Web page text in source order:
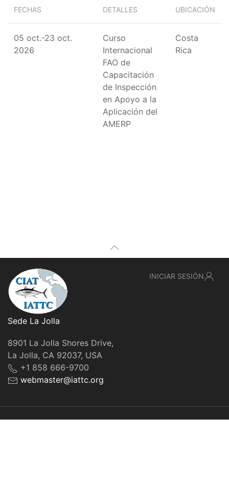
FECHAS DETALLES UBICACIÓN
05 oct.-23 oct.
2026
Curso
Internacional
FAO de
Capacitación
de Inspección
en Apoyo a la
Aplicación del
AMERP
Costa
Rica
Sede La Jolla
8901 La Jolla Shores Drive,
La Jolla, CA 92037, USA
+1 858 666-9700
webmaster@iattc.org
INICIAR SESIÓN
© IATTC, 2022-2026